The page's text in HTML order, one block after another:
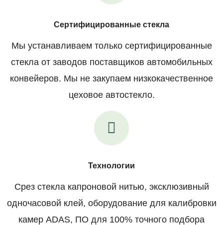
Сертифицированные стекла
Мы устанавливаем только сертифицированные
стекла от заводов поставщиков автомобильных
конвейеров. Мы не закупаем низкокачественное
цеховое автостекло.
Технологии
Срез стекла капроновой нитью, эксклюзивный
одночасовой клей, оборудование для калибровки
камер ADAS, ПО для 100% точного подбора